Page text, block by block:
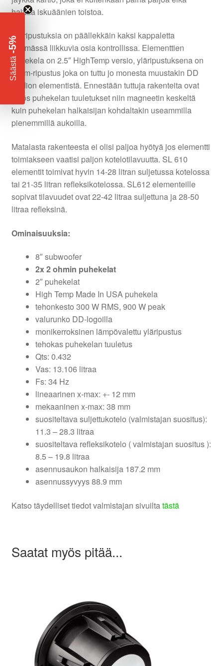
haittaa iskuäänien toistoa.
Alaripustuksia on päällekkäin kaksi kappaletta
pitämässä liikkuvia osia kontrollissa. Elementtien
puhekela on 2.5″ HighTemp versio, yläripustuksena on
Erom-ripustus joka on tuttu jo monesta muustakin DD
Audion elementistä. Ennestään tuttuja rakenteita ovat
myös puhekelan tuuletukset niin magneetin keskeltä
kuin puhekelan halkaisijan kohdaltakin useammilla
pienemmillä aukoilla.
Matalasta rakenteesta ei olisi paljoa hyötyä jos elementti
toimiakseen vaatisi paljon kotelotilavuutta. SL 610
elementit toimivat hyvin 14-28 litran suljetussa kotelossa
tai 21-35 litran refleksikotelossa. SL612 elementeille
sopivat tilavuudet ovat 22-42 litraa suljettuna ja 28-50
litraa refleksinä.
Ominaisuuksia:
8″ subwoofer
2x 2 ohmin puhekelat
2″ puhekelat
High Temp Made In USA puhekela
tehonkesto 300 W RMS, 900 W peak
valurunko DD-logoilla
monikerroksinen lämpövalettu yläripustus
tehokas puhekelan tuuletus
Qts: 0.432
Vas: 13.106 litraa
Fs: 34 Hz
lineaarinen x-max: +- 12 mm
mekaaninen x-max: 38 mm
suositeltava suljettukotelo (valmistajan suositus):
11.3 – 28.3 litraa
suositeltava refleksikotelo ( valmistajan suositus ):
8.5 – 19.8 litraa
asennusaukon halkaisija 187.2 mm
asennussyvyys 88.9 mm
Katso täydelliset tiedot valmistajan sivuiltatästä
Saatat myös pitää...
Säästä
-5%